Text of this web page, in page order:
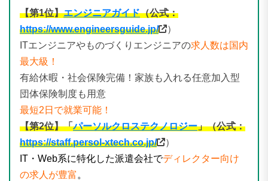
【第1位】エンジニアガイド（公式：
https://www.engineersguide.jp/
）
ITエンジニアやものづくりエンジニアの求人数は国内
最大級！
有給休暇・社会保険完備！家族も入れる任意加入型
団体保険制度も用意
最短2日で就業可能！
【第2位】「パーソルクロステクノロジー」（公式：
https://staff.persol-xtech.co.jp/
）
IT・Web系に特化した派遣会社でディレクター向け
の求人が豊富 。